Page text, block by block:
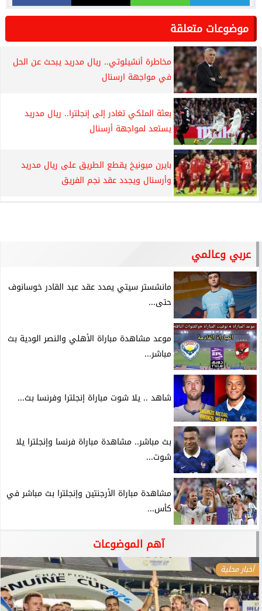
موضوعات متعلقة
مخاطرة أنشيلوتي.. ريال مدريد يبحث عن الحل
في مواجهة ارسنال
بعثة الملكي تغادر إلى إنجلترا.. ريال مدريد
يستعد لمواجهة أرسنال
بايرن ميونيخ يقطع الطريق على ريال مدريد
وأرسنال ويجدد عقد نجم الفريق
عربي وعالمي
مانشستر سيتي يمدد عقد عبد القادر خوسانوف
حتى...
موعد مشاهدة مباراة الأهلي والنصر الودية بث
مباشر...
شاهد .. يلا شوت مباراة إنجلترا وفرنسا بث...
بث مباشر.. مشاهدة مباراة فرنسا وإنجلترا يلا
شوت...
مشاهدة مباراة الأرجنتين وإنجلترا بث مباشر في
كأس...
آهم الموضوعات
أخبار محلية